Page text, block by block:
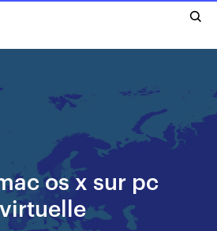
os x sur pc